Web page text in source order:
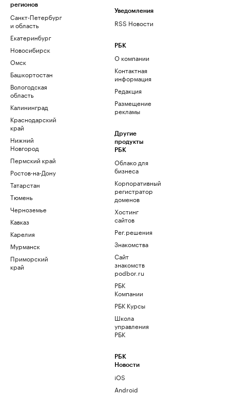
регионов
Санкт-Петербург
и область
Екатеринбург
Новосибирск
Омск
Башкортостан
Вологодская
область
Калининград
Краснодарский
край
Нижний
Новгород
Пермский край
Ростов-на-Дону
Татарстан
Тюмень
Черноземье
Кавказ
Карелия
Мурманск
Приморский
край
Уведомления
RSS Новости
РБК
О компании
Контактная
информация
Редакция
Размещение
рекламы
Другие
продукты
РБК
Облако для
бизнеса
Корпоративный
регистратор
доменов
Хостинг
сайтов
Рег.решения
Знакомства
Сайт
знакомств
podbor.ru
РБК
Компании
РБК Курсы
Школа
управления
РБК
РБК
Новости
iOS
Android